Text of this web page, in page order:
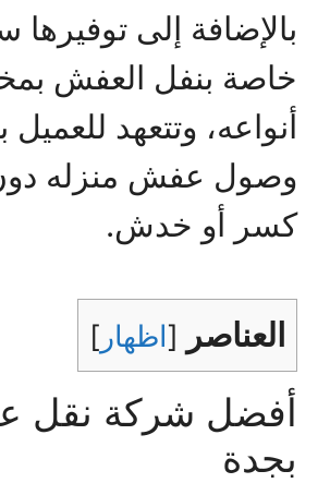
بالإضافة إلى توفيرها
خاصة بنفل العفش
أنواعه، وتتعهد
وصول عفش منزله
كسر أو خدش.
العناصر [اظهار ]
أفضل شركة نقل
بجدة